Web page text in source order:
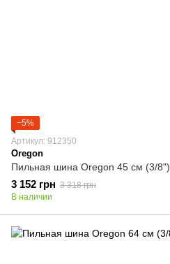
−5%
Артикул: 912350
Oregon
Пильная шина Oregon 45 см (3/
3 152 грн 3 318 грн
В наличии